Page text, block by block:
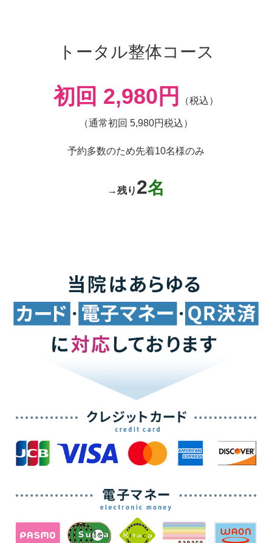
トータル整体コース
初回 2,980円 （税込）
（通常初回 5,980円税込）
予約多数のため先着10名様のみ
→残り 2名